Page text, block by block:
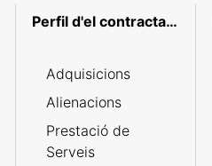
Perfil d'el contractant
Adquisicions
Alienacions
Prestació de
Serveis